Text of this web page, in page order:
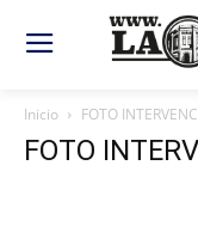
Inicio FOTO
FOTO